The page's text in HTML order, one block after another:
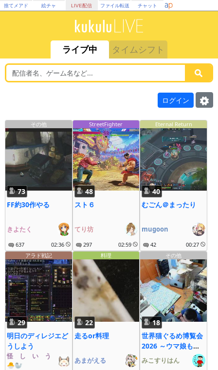
捨てメアド 絵チャ LIVE配信 ファイル転送 チャット
ライブ中 タイムシフト
ログイン
その他
73
FF約30作やる
きよたく
637 02:36
StreetFighter
48
スト６
てり坊
297 02:59
Eternal Return
40
むごん＠まったり
mugoon
42
00:27
アラド戦記
29
明日のディレジエど
うしよう
怪゚し゚い゚う゚な゚ぎ゚
🐣🦭
料理
22
走るor料理
あまがえる
その他
18
世界猫ぐるめ博覧会
2026 ～ウマ娘も大
疾走にゃ～
みこすりはん